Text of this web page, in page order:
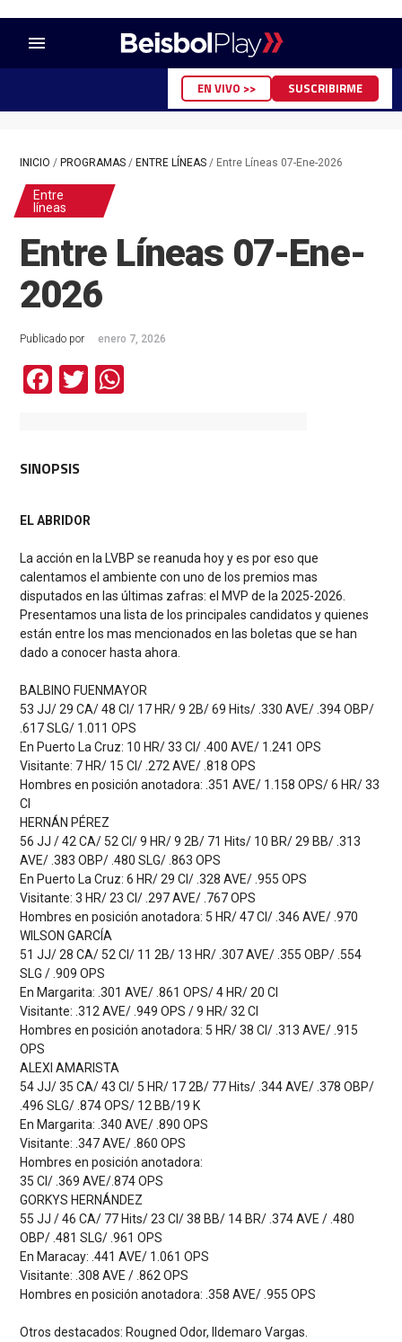
menu
EN VIVO >> SUSCRIBIRME
INICIO / PROGRAMAS/ ENTRE LÍNEAS/ Entre Líneas 07-Ene-2026
Entre
líneas
Entre Líneas 07-Ene-
2026
Publicado por enero 7, 2026
Facebook
TwitterWhatsApp
SINOPSIS
EL ABRIDOR
La acción en la LVBP se reanuda hoy y es por eso que
calentamos el ambiente con uno de los premios mas
disputados en las últimas zafras: el MVP de la 2025-2026.
Presentamos una lista de los principales candidatos y quienes
están entre los mas mencionados en las boletas que se han
dado a conocer hasta ahora.
BALBINO FUENMAYOR
53 JJ/ 29 CA/ 48 CI/ 17 HR/ 9 2B/ 69 Hits/ .330 AVE/ .394 OBP/
.617 SLG/ 1.011 OPS
En Puerto La Cruz: 10 HR/ 33 CI/ .400 AVE/ 1.241 OPS
Visitante: 7 HR/ 15 CI/ .272 AVE/ .818 OPS
Hombres en posición anotadora: .351 AVE/ 1.158 OPS/ 6 HR/ 33
CI
HERNÁN PÉREZ
56 JJ / 42 CA/ 52 CI/ 9 HR/ 9 2B/ 71 Hits/ 10 BR/ 29 BB/ .313
AVE/ .383 OBP/ .480 SLG/ .863 OPS
En Puerto La Cruz: 6 HR/ 29 CI/ .328 AVE/ .955 OPS
Visitante: 3 HR/ 23 CI/ .297 AVE/ .767 OPS
Hombres en posición anotadora: 5 HR/ 47 CI/ .346 AVE/ .970
WILSON GARCÍA
51 JJ/ 28 CA/ 52 CI/ 11 2B/ 13 HR/ .307 AVE/ .355 OBP/ .554
SLG / .909 OPS
En Margarita: .301 AVE/ .861 OPS/ 4 HR/ 20 CI
Visitante: .312 AVE/ .949 OPS / 9 HR/ 32 CI
Hombres en posición anotadora: 5 HR/ 38 CI/ .313 AVE/ .915
OPS
ALEXI AMARISTA
54 JJ/ 35 CA/ 43 CI/ 5 HR/ 17 2B/ 77 Hits/ .344 AVE/ .378 OBP/
.496 SLG/ .874 OPS/ 12 BB/19 K
En Margarita: .340 AVE/ .890 OPS
Visitante: .347 AVE/ .860 OPS
Hombres en posición anotadora:
35 CI/ .369 AVE/.874 OPS
GORKYS HERNÁNDEZ
55 JJ / 46 CA/ 77 Hits/ 23 CI/ 38 BB/ 14 BR/ .374 AVE / .480
OBP/ .481 SLG/ .961 OPS
En Maracay: .441 AVE/ 1.061 OPS
Visitante: .308 AVE / .862 OPS
Hombres en posición anotadora: .358 AVE/ .955 OPS
Otros destacados: Rougned Odor, Ildemaro Vargas.